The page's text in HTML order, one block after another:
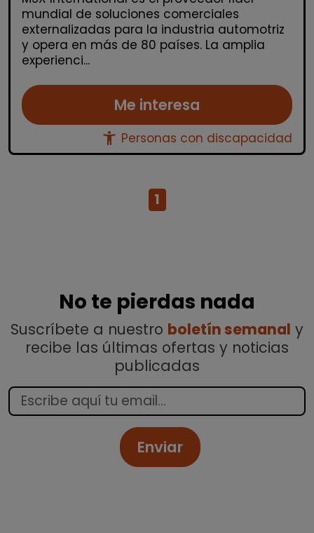
mundial de soluciones comerciales
externalizadas para la industria automotriz
y opera en más de 80 países. La amplia
experienci...
Me interesa
accessibility_new Personas con discapacidad
1
No te pierdas nada
Suscríbete a nuestro boletín semanal y
recibe las últimas ofertas y noticias
publicadas
Enviar